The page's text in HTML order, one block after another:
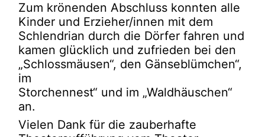
Zum krönenden Abschluss konnten alle
Kinder und Erzieher/innen mit dem
Schlendrian durch die Dörfer fahren und
kamen glücklich und zufrieden bei den
„Schlossmäusen“, den Gänseblümchen“,
im
Storchennest“ und im „Waldhäuschen“
an.
Vielen Dank für die zauberhafte